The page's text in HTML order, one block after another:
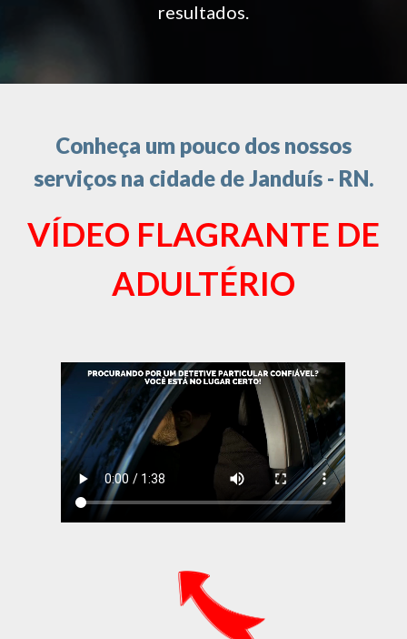
resultados.
Conheça um pouco dos nossos
serviços na cidade de Janduís - RN.
VÍDEO FLAGRANTE DE
ADULTÉRIO